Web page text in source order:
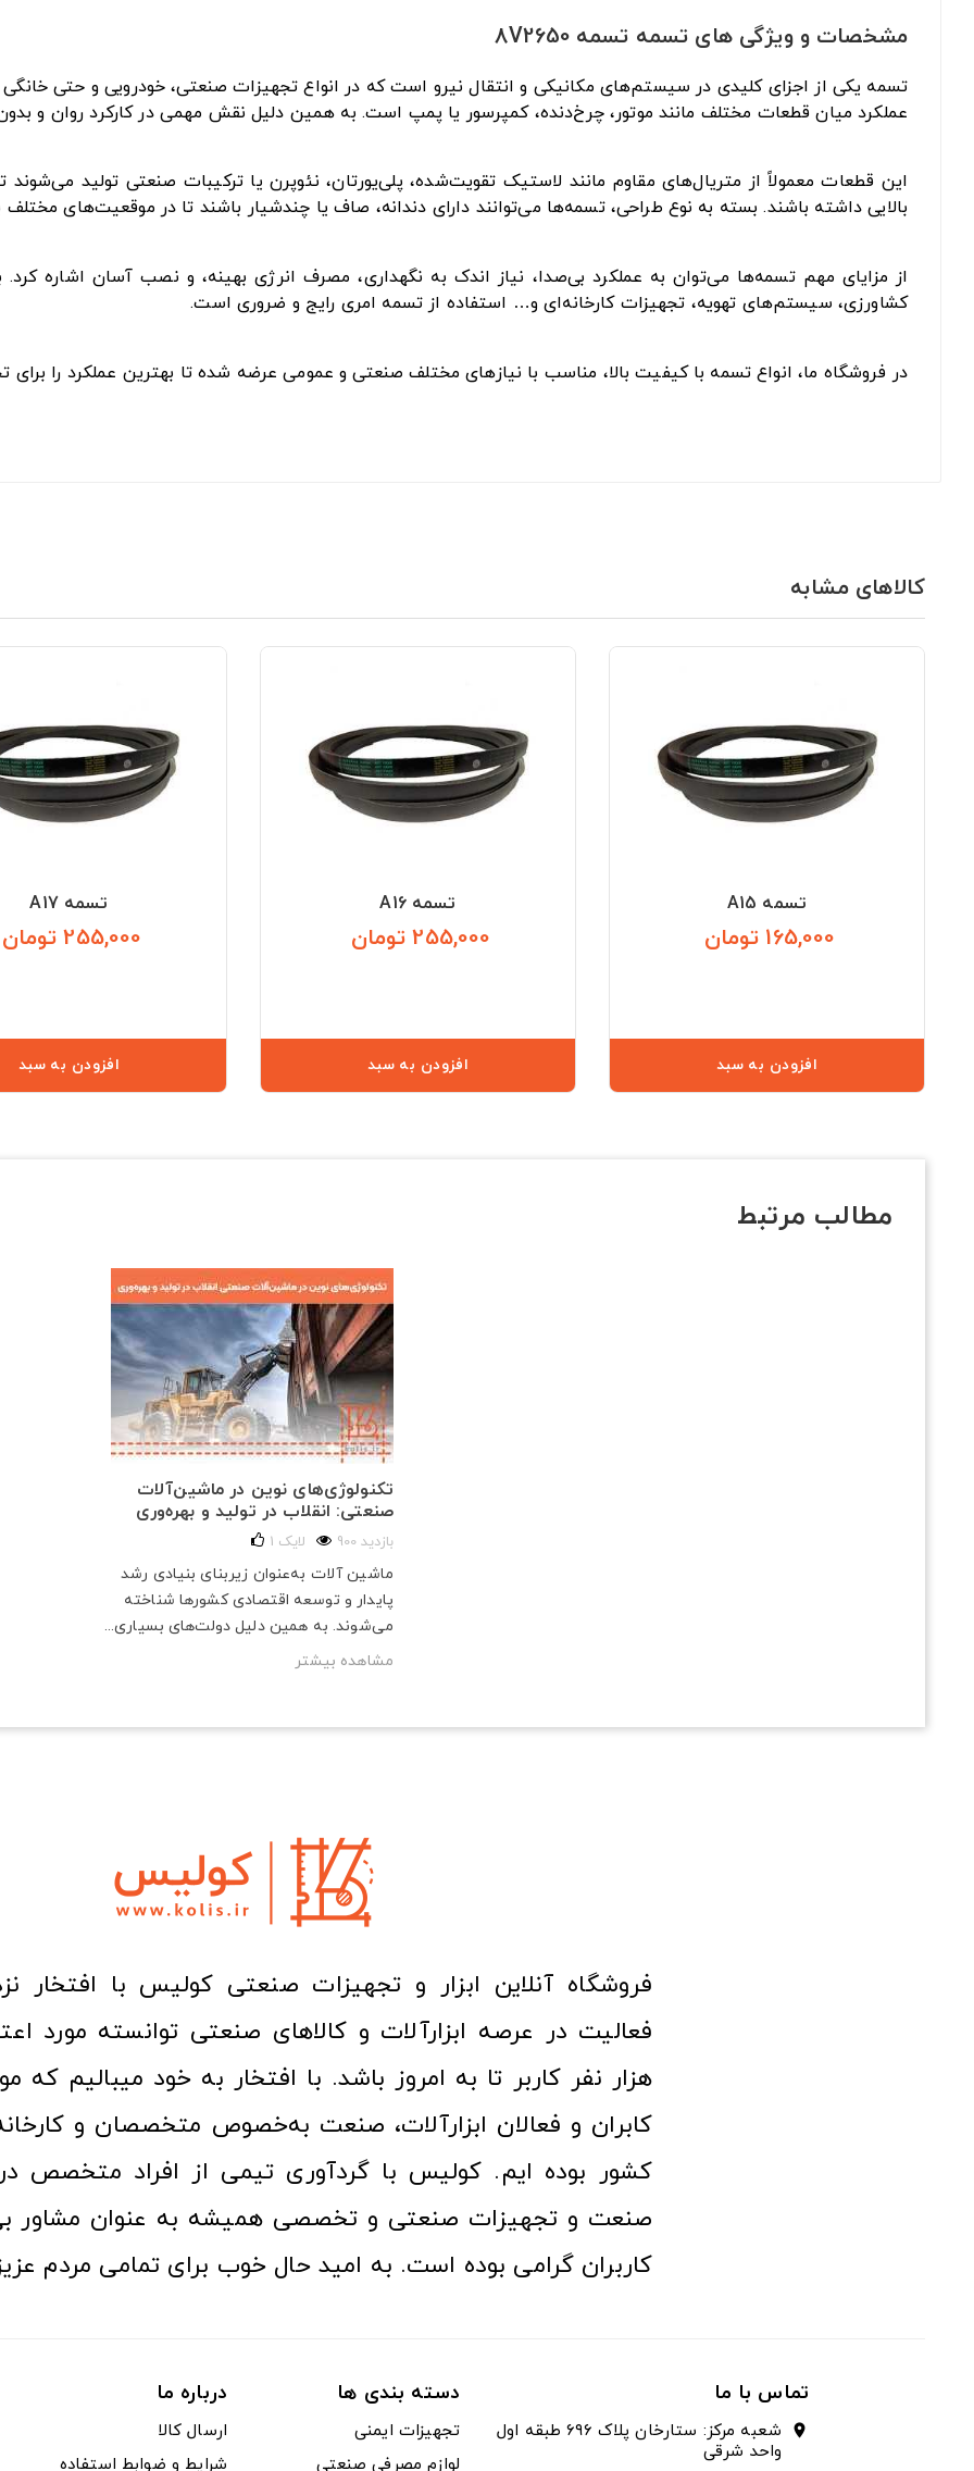
مشخصات و ویژگی های تسمه تسمه 8V2650
تسمه یکی از اجزای کلیدی در سیستم‌های مکانیکی و انتقال نیرو است که در انواع تجهیزات صنعتی، خودرویی و حتی
عملکرد میان قطعات مختلف مانند موتور، چرخ‌دنده، کمپرسور یا پمپ است. به همین دلیل نقش مهمی در کارکرد روان و
این قطعات معمولاً از متریال‌های مقاوم مانند لاستیک تقویت‌شده، پلی‌یورتان، نئوپرن یا ترکیبات صنعتی تولید
بالایی داشته باشند. بسته به نوع طراحی، تسمه‌ها می‌توانند دارای دندانه، صاف یا چندشیار باشند تا در موقعیت‌های مختلف
از مزایای مهم تسمه‌ها می‌توان به عملکرد بی‌صدا، نیاز اندک به نگهداری، مصرف انرژی بهینه، و نصب آسان اشاره
کشاورزی، سیستم‌های تهویه، تجهیزات کارخانه‌ای و… استفاده از تسمه امری رایج و ضروری است.
در فروشگاه ما، انواع تسمه با کیفیت بالا، مناسب با نیازهای مختلف صنعتی و عمومی عرضه شده تا بهترین عملکرد را برای
کالاهای مشابه
تسمه A15
165,000 تومان
افزودن به سبد
تسمه A16
255,000 تومان
افزودن به سبد
تسمه A17
255,000 تومان
افزودن به سبد
مطالب مرتبط
تکنولوژی‌های نوین در ماشین‌آلات
صنعتی: انقلاب در تولید و بهره‌وری
900 بازدید 1 لایک
ماشین آلات به‌عنوان زیربنای بنیادی رشد
پایدار و توسعه اقتصادی کشورها شناخته
می‌شوند. به همین دلیل دولت‌های بسیاری...
مشاهده بیشتر
هزار نفر کاربر تا به امروز باشد. با افتخار به خود میبالیم که
کابران و فعالان ابزارآلات، صنعت به‌خصوص متخصصان و
کشور بوده ایم. کولیس با گردآوری تیمی از افراد متخصص در
صنعت و تجهیزات صنعتی و تخصصی همیشه به عنوان مشاور
کاربران گرامی بوده است. به امید حال خوب برای تمامی مردم
تماس با ما
location_on
شعبه مرکز: ستارخان پلاک ۶۹۶ طبقه اول
واحد شرقی
دسته بندی ها
تجهیزات ایمنی
لوازم مصرفی صنعتی
درباره ما
ارسال کالا
شرایط و ضوابط استفاده